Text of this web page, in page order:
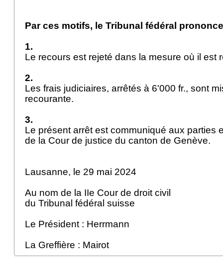
Par ces motifs, le Tribunal fédéral
1.
Le recours est rejeté dans la mesure où il est
2.
Les frais judiciaires, arrêtés à 6'000 fr., sont
recourante.
3.
Le présent arrêt est communiqué aux parties
de la Cour de justice du canton de Genève.
Lausanne, le 29 mai 2024
Au nom de la IIe Cour de droit civil
du Tribunal fédéral suisse
Le Président : Herrmann
La Greffière : Mairot